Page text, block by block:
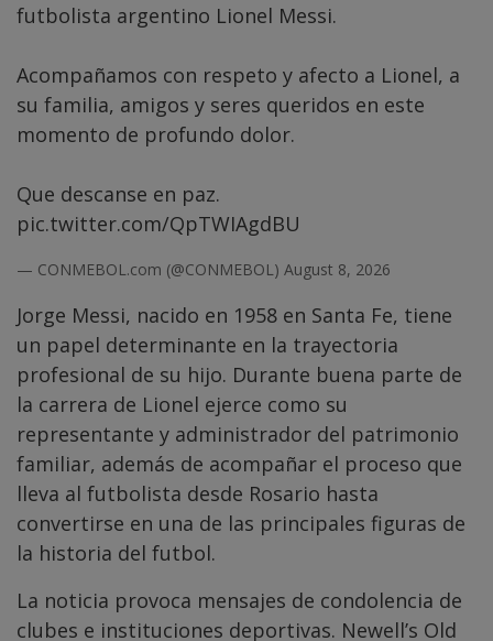
futbolista argentino Lionel Messi.
Acompañamos con respeto y afecto a Lionel, a
su familia, amigos y seres queridos en este
momento de profundo dolor.
Que descanse en paz.
pic.twitter.com/QpTWIAgdBU
— CONMEBOL.com (@CONMEBOL) August 8, 2026
Jorge Messi, nacido en 1958 en Santa Fe, tiene
un papel determinante en la trayectoria
profesional de su hijo. Durante buena parte de
la carrera de Lionel ejerce como su
representante y administrador del patrimonio
familiar, además de acompañar el proceso que
lleva al futbolista desde Rosario hasta
convertirse en una de las principales figuras de
la historia del futbol.
La noticia provoca mensajes de condolencia de
clubes e instituciones deportivas. Newell’s Old